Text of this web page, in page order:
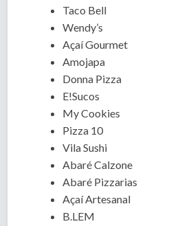
Taco Bell
Wendy’s
Açaí Gourmet
Amojapa
Donna Pizza
E!Sucos
My Cookies
Pizza 10
Vila Sushi
Abaré Calzone
Abaré Pizzarias
Açaí Artesanal
B.LEM